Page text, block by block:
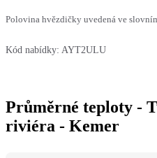
Polovina hvězdičky uvedená ve
Kód nabídky: AYT2ULU
Průměrné teploty -
riviéra - Kemer